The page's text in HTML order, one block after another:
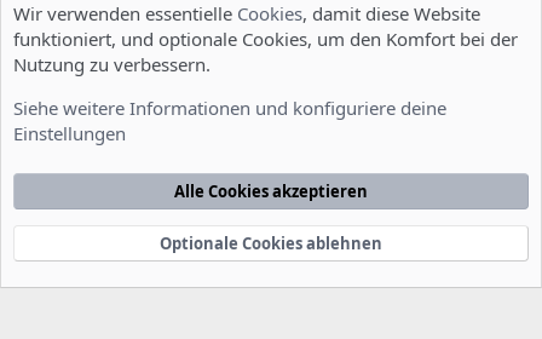
Nutzungsbedingungen Datenschutzerklärung
Startseite
e
Community platform by XenForo® © 2010-2022 XenForo Ltd.
xenDach©2010-2014
Wir verwenden essentielle Cookies, damit diese Website
funktioniert, und optionale Cookies, um den Komfort bei der
Nutzung zu verbessern.
Siehe weitere Informationen und konfiguriere deine
Einstellungen
Alle Cookies akzeptieren
Optionale Cookies ablehnen